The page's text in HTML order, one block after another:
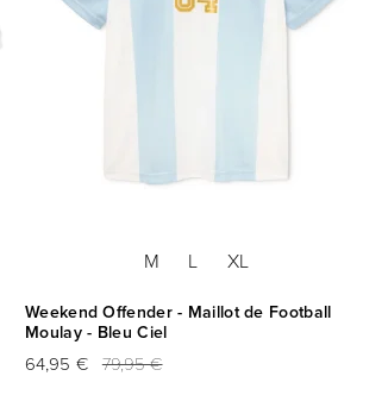
M L XL
Weekend Offender - Maillot de Football
Moulay - Bleu Ciel
64,95 € 79,95 €